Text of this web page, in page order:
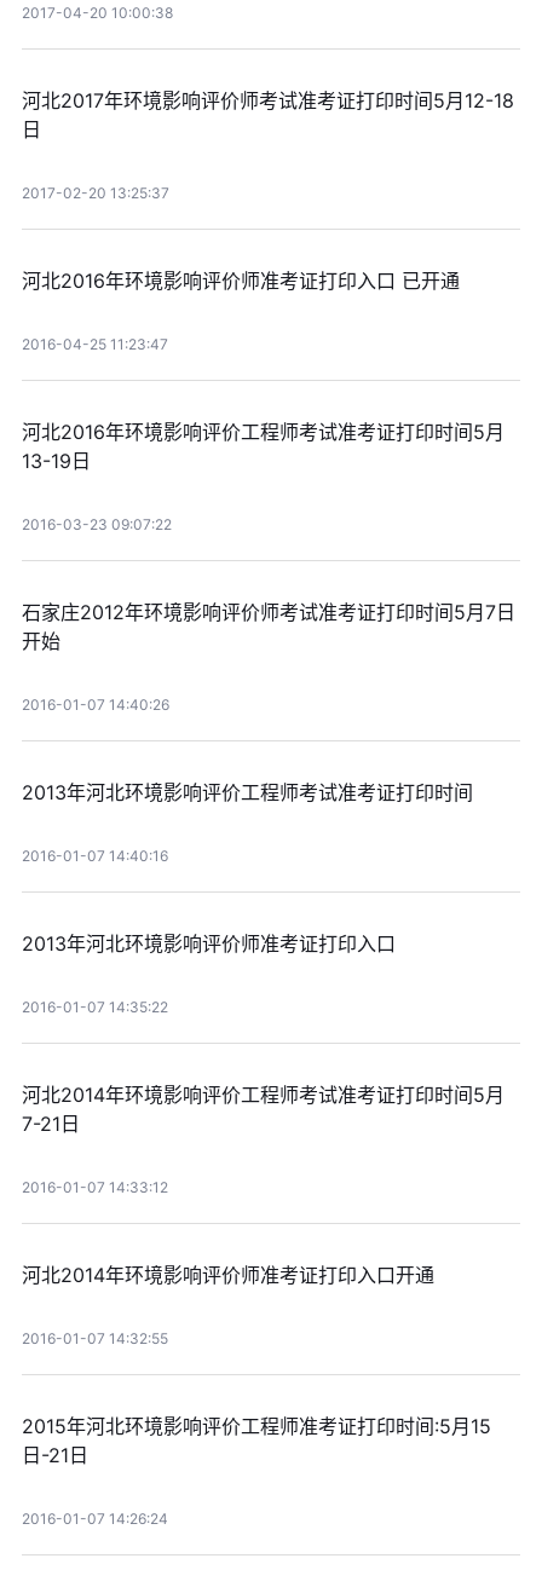
2017-04-20 10:00:38
河北2017年环境影响评价师考试准考证打印时间5月12-18
日
2017-02-20 13:25:37
河北2016年环境影响评价师准考证打印入口 已开通
2016-04-25 11:23:47
河北2016年环境影响评价工程师考试准考证打印时间5月
13-19日
2016-03-23 09:07:22
石家庄2012年环境影响评价师考试准考证打印时间5月7日
开始
2016-01-07 14:40:26
2013年河北环境影响评价工程师考试准考证打印时间
2016-01-07 14:40:16
2013年河北环境影响评价师准考证打印入口
2016-01-07 14:35:22
河北2014年环境影响评价工程师考试准考证打印时间5月
7-21日
2016-01-07 14:33:12
河北2014年环境影响评价师准考证打印入口开通
2016-01-07 14:32:55
2015年河北环境影响评价工程师准考证打印时间:5月15
日-21日
2016-01-07 14:26:24